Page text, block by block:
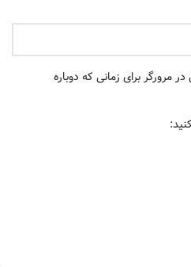
مرورگر برای زمانی که دوباره